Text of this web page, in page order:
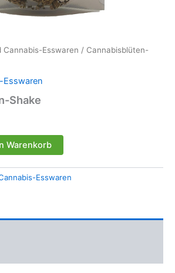
Cannabis-Esswaren / Cannabisblüten-
Esswaren
Shake
Warenkorb
Esswaren